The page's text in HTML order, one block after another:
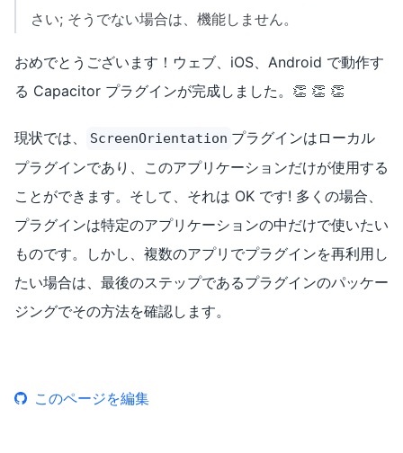
さい; そうでない場合は、機能しません。
おめでとうございます！ウェブ、iOS、Android で動作す
る Capacitor プラグインが完成しました。👏 👏 👏
現状では、 ScreenOrientation プラグインはローカル
プラグインであり、このアプリケーションだけが使用する
ことができます。そして、それは OK です! 多くの場合、
プラグインは特定のアプリケーションの中だけで使いたい
ものです。しかし、複数のアプリでプラグインを再利用し
たい場合は、最後のステップであるプラグインのパッケー
ジングでその方法を確認します。
このページを編集